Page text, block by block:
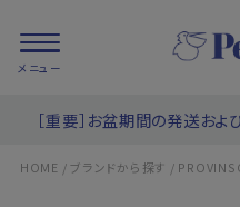
［重要］お盆期間の発送およ
HOME / ブランドから探す /